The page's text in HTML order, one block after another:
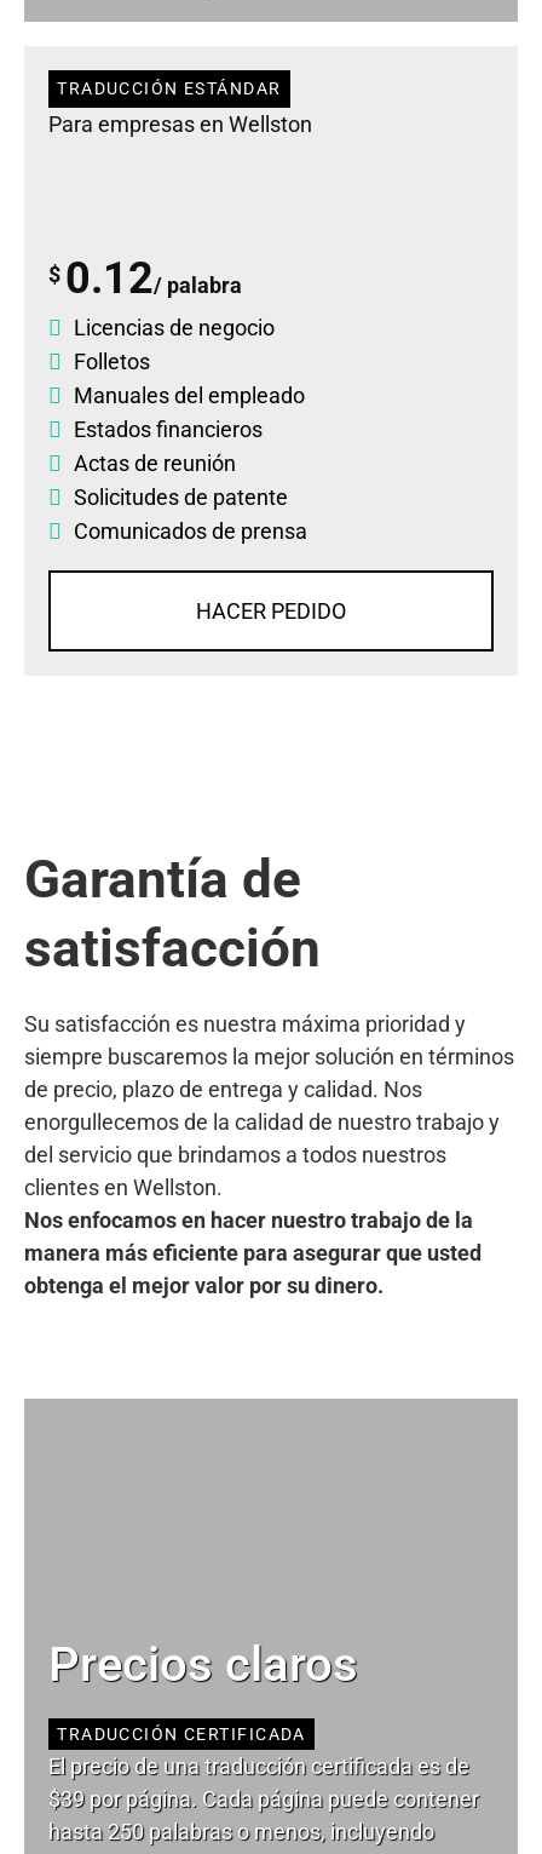
TRADUCCIÓN ESTÁNDAR
Para empresas en Wellston
$ 0.12/ palabra
Licencias de negocio
Folletos
Manuales del empleado
Estados financieros
Actas de reunión
Solicitudes de patente
Comunicados de prensa
HACER PEDIDO
Garantía de
satisfacción
Su satisfacción es nuestra máxima prioridad y
siempre buscaremos la mejor solución en términos
de precio, plazo de entrega y calidad. Nos
enorgullecemos de la calidad de nuestro trabajo y
del servicio que brindamos a todos nuestros
clientes en Wellston.
Nos enfocamos en hacer nuestro trabajo de la
manera más eficiente para asegurar que usted
obtenga el mejor valor por su dinero.
Precios claros
TRADUCCIÓN CERTIFICADA
El precio de una traducción certificada es de
$39 por página. Cada página puede contener
hasta 250 palabras o menos, incluyendo